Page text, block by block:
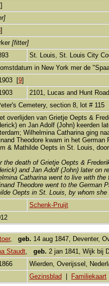
]
]
[fitter]
St. Louis, St. Louis City
in New York mer de
[9]
2101, Lucas and Hunt
Cemetery, section 8, lot # 115
overlijden van Grietje Oepts &
en Jan Adolf (John) keerden
Wilhelmina Catharina ging
Theodore kwam in het
& Mathilde Oepts in St. Louis,
the death of Grietje Oepts &
and Jan Adolf (John) later on
Catharina went to live with
Theodore went to the German
Oepts in St. Louis, by whom
Schenk-Pruijt
, geb. 14 aug 1847, Deventer,
Staudt geb. 2 jan 1841, Wijk bij
Wierden, Overijssel,
Gezinsblad | Familiekaart